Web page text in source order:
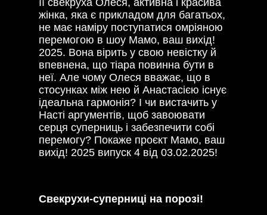
жінка, яка є прикладом для багатьох,
не має наміру поступатися омріяною
перемогою в шоу Мамо, ваш вихід!
2025. Вона вірить у свою невістку й
впевнена, що тіара повинна бути в
неї. Але чому Олеся вважає, що в
стосунках між нею й Анастасією існує
ідеальна гармонія? І чи вистачить у
Насті аргументів, щоб завоювати
серця суперниць і забезпечити собі
перемогу? Покаже проєкт Мамо, ваш
вихід! 2025 випуск 4 від 03.02.2025!
Свекрухи-суперниці на порозі!